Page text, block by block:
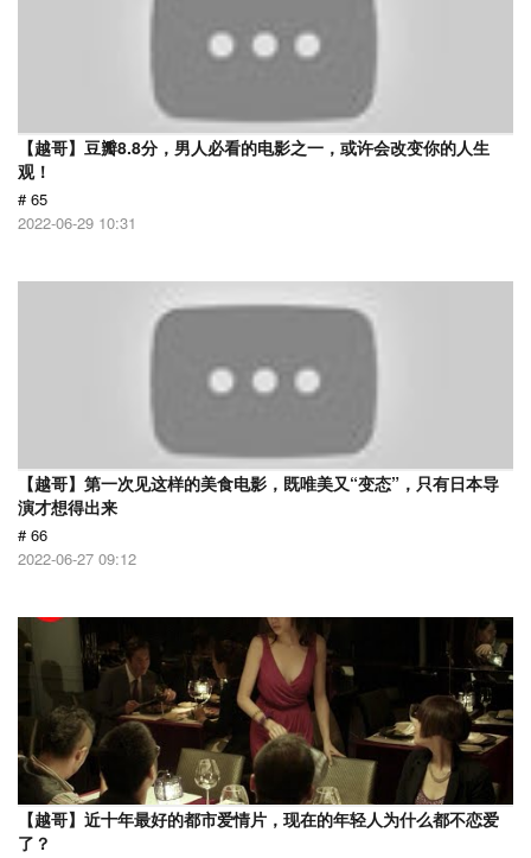
【越哥】豆瓣8.8分，男人必看的电影之一，或许会改变你的人生
观！
# 65
2022-06-29 10:31
【越哥】第一次见这样的美食电影，既唯美又“变态”，只有日本导
演才想得出来
# 66
2022-06-27 09:12
【越哥】近十年最好的都市爱情片，现在的年轻人为什么都不恋爱
了？